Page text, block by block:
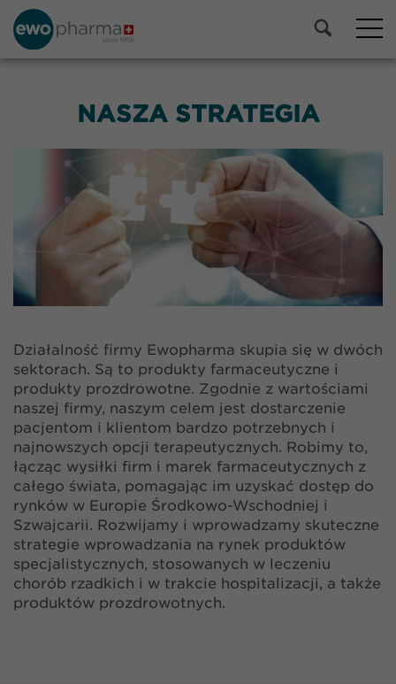
NASZA STRATEGIA
Działalność firmy Ewopharma skupia się w dwóch
sektorach. Są to produkty farmaceutyczne i
produkty prozdrowotne. Zgodnie z wartościami
naszej firmy, naszym celem jest dostarczenie
pacjentom i klientom bardzo potrzebnych i
najnowszych opcji terapeutycznych. Robimy to,
łącząc wysiłki firm i marek farmaceutycznych z
całego świata, pomagając im uzyskać dostęp do
rynków w Europie Środkowo-Wschodniej i
Szwajcarii. Rozwijamy i wprowadzamy skuteczne
strategie wprowadzania na rynek produktów
specjalistycznych, stosowanych w leczeniu
chorób rzadkich i w trakcie hospitalizacji, a także
produktów prozdrowotnych.